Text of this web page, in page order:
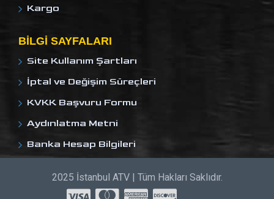
Kargo
BILGI SAYFALARI
Site Kullanım Şartları
İptal ve Değişim Süreçleri
KVKK Başvuru Formu
Aydınlatma Metni
Banka Hesap Bilgileri
2025 İstanbul ATV | Tüm Hakları Saklıdır.